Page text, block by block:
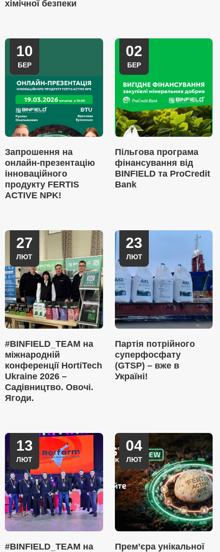
хімічної безпеки
10
БЕР
Запрошення на
онлайн-презентацію
інноваційного
продукту FERTIS
ACTIVE NPK!
02
БЕР
Пільгова програма
фінансування від
BINFIELD та ProCredit
Bank
27
ЛЮТ
#BINFIELD_TEAM на
міжнародній
конференції HortiTech
Ukraine 2026 –
Садівництво. Овочі.
Ягоди.
23
ЛЮТ
Партія потрійного
суперфосфату
(GTSP) – вже в
Україні!
13
ЛЮТ
#BINFIELD_TEAM на
04
ЛЮТ
Прем’єра унікальної